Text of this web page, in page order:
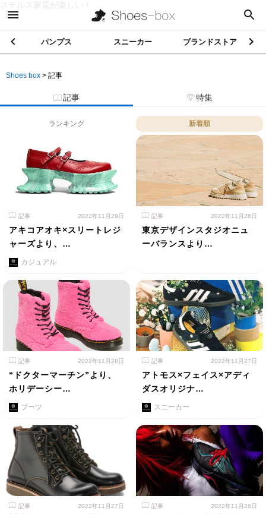
ステルス家電が楽しい！
パンプス スニーカー ブランドストア
Shoes box > 記事
記事 特集
ランキング 新着順
記事 2022年11月29日
アキコアオキ×スリートレジ
ャーズより、…
カジュアル
記事 2022年11月28日
東京デザインスタジオニュ
ーバランスより…
記事 2022年11月28日
“ドクターマーチン”より、
ホリデーシー…
ブーツ
記事 2022年11月27日
アトモス×フェイス×アディ
ダスオリジナ…
スニーカー
記事 2022年11月27日 記事 2022年11月26日